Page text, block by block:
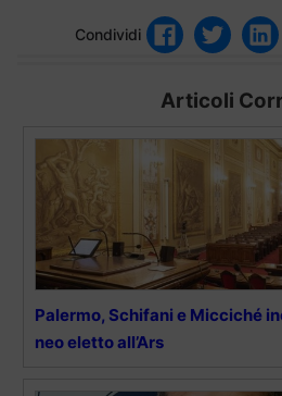
Condividi
Articoli
Palermo, Schifani e Micciché
neo eletto all’Ars